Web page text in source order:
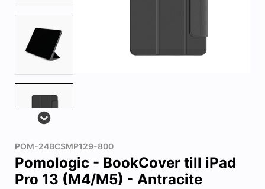
POM-24BCSMP129-800
Pomologic - BookCover till iPad
Pro 13 (M4/M5) - Antracite